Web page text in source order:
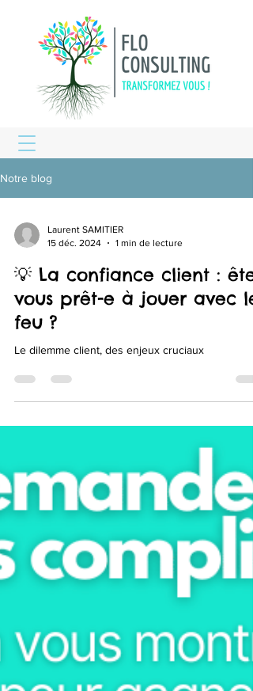
Notre blog
Laurent SAMITIER
15 déc. 2024
1 min de lecture
💡 La confiance client : êtes
vous prêt-e à jouer avec le
feu ?
Le dilemme client, des enjeux cruciaux